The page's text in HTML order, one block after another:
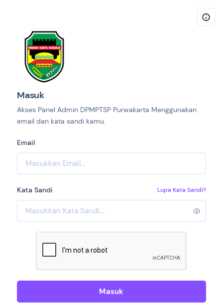
Masuk
Akses Panel Admin DPMPTSP Purwakarta Menggunakan
email dan kata sandi kamu.
Email
Kata Sandi Lupa Kata Sandi?
Masuk